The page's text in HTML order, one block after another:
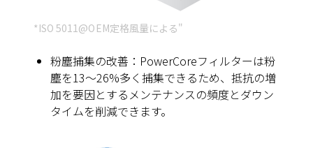
*ISO 5011@OEM定格風量による"
粉塵捕集の改善：PowerCoreフィルターは粉
塵を13～26%多く捕集できるため、抵抗の増
加を要因とするメンテナンスの頻度とダウン
タイムを削減できます。